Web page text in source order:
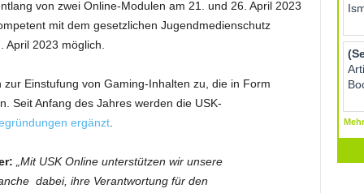
von zwei Online-Modulen am 21. und 26. April 2023
mit dem gesetzlichen Jugendmedienschutz
2023 möglich.
Einstufung von Gaming-Inhalten zu, die in Form
Seit Anfang des Jahres werden die USK-
ergänzt.
„Mit USK Online unterstützen wir unsere
dabei, ihre Verantwortung für den